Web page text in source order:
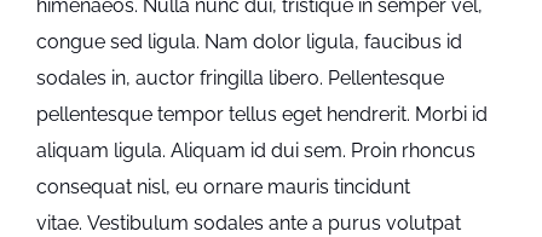
himenaeos. Nulla nunc dui, tristique in semper vel,
congue sed ligula. Nam dolor ligula, faucibus id
sodales in, auctor fringilla libero. Pellentesque
pellentesque tempor tellus eget hendrerit. Morbi id
aliquam ligula. Aliquam id dui sem. Proin rhoncus
consequat nisl, eu ornare mauris tincidunt
vitae. Vestibulum sodales ante a purus volutpat